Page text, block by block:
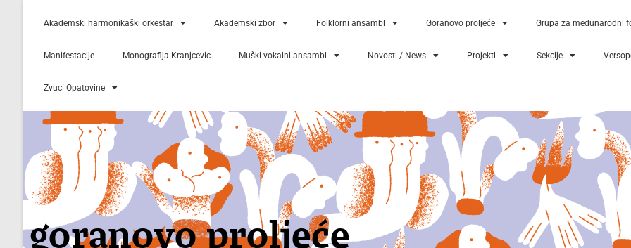
Akademski harmonikaški orkestar Akademski zbor Folklorni ansambl Goranovo proljeće Grupa za međunarodni
Manifestacije Monografija Kranjcevic Muški vokalni ansambl Novosti / News Projekti Sekcije
Zvuci Opatovine
goranovo proljeće